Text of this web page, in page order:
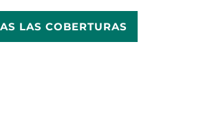
LAS COBERTURAS